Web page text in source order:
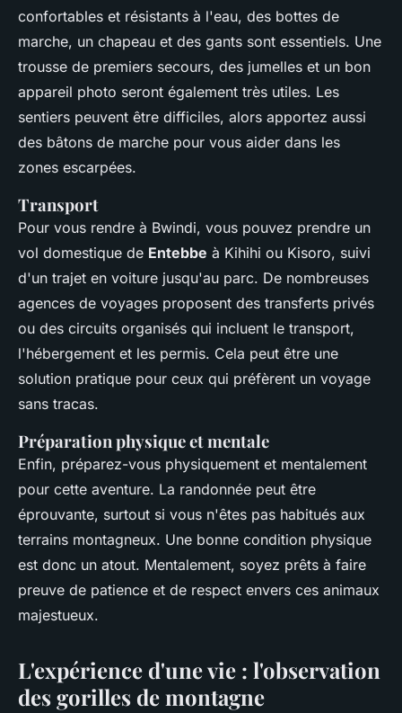
confortables et résistants à l'eau, des bottes de
marche, un chapeau et des gants sont essentiels. Une
trousse de premiers secours, des jumelles et un bon
appareil photo seront également très utiles. Les
sentiers peuvent être difficiles, alors apportez aussi
des bâtons de marche pour vous aider dans les
zones escarpées.
Transport
Pour vous rendre à Bwindi, vous pouvez prendre un
vol domestique de Entebbe à Kihihi ou Kisoro, suivi
d'un trajet en voiture jusqu'au parc. De nombreuses
agences de voyages proposent des transferts privés
ou des circuits organisés qui incluent le transport,
l'hébergement et les permis. Cela peut être une
solution pratique pour ceux qui préfèrent un voyage
sans tracas.
Préparation physique et mentale
Enfin, préparez-vous physiquement et mentalement
pour cette aventure. La randonnée peut être
éprouvante, surtout si vous n'êtes pas habitués aux
terrains montagneux. Une bonne condition physique
est donc un atout. Mentalement, soyez prêts à faire
preuve de patience et de respect envers ces animaux
majestueux.
L'expérience d'une vie : l'observation
des gorilles de montagne